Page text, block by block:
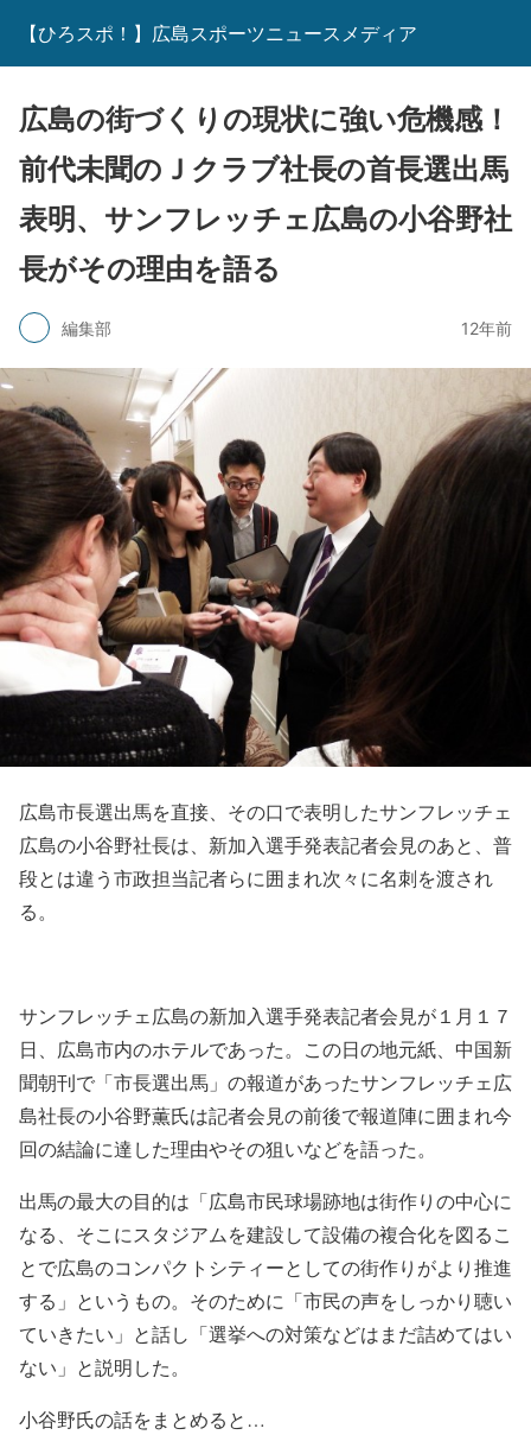
【ひろスポ！】広島スポーツニュースメディア
広島の街づくりの現状に強い危機感！
前代未聞のＪクラブ社長の首長選出馬
表明、サンフレッチェ広島の小谷野社
長がその理由を語る
編集部 12年前
広島市長選出馬を直接、その口で表明したサンフレッチェ
広島の小谷野社長は、新加入選手発表記者会見のあと、普
段とは違う市政担当記者らに囲まれ次々に名刺を渡され
る。
サンフレッチェ広島の新加入選手発表記者会見が１月１７
日、広島市内のホテルであった。この日の地元紙、中国新
聞朝刊で「市長選出馬」の報道があったサンフレッチェ広
島社長の小谷野薫氏は記者会見の前後で報道陣に囲まれ今
回の結論に達した理由やその狙いなどを語った。
出馬の最大の目的は「広島市民球場跡地は街作りの中心に
なる、そこにスタジアムを建設して設備の複合化を図るこ
とで広島のコンパクトシティーとしての街作りがより推進
する」というもの。そのために「市民の声をしっかり聴い
ていきたい」と話し「選挙への対策などはまだ詰めてはい
ない」と説明した。
小谷野氏の話をまとめると…